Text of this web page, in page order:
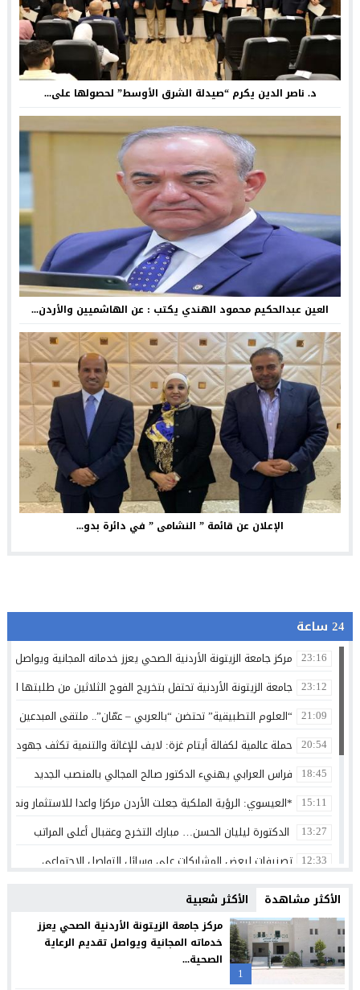
د. ناصر الدين يكرم “صيدلة الشرق الأوسط” لحصولها على...
العين عبدالحكيم محمود الهندي يكتب : عن الهاشميين والأردن...
الإعلان عن قائمة ” النشامى ” في دائرة بدو...
24 ساعة
23:16 مركز جامعة الزيتونة الأردنية الصحي يعزز خدماته المجانية ويواصل
23:12 جامعة الزيتونة الأردنية تحتفل بتخريج الفوج الثلاثين من طلبتها
21:09 “العلوم التطبيقية” تحتضن “بالعربي – عمّان”.. ملتقى المبدعين
20:54 حملة عالمية لكفالة أيتام غزة: لايف للإغاثة والتنمية تكثف
18:45 فراس العرابي يهنيء الدكتور صالح المجالي بالمنصب الجديد
15:11 *العيسوي: الرؤية الملكية جعلت الأردن مركزا واعدا للاستثمار
13:27 الدكتورة ليليان الحسن… مبارك التخرج وعقبال أعلى المراتب
12:33 تصنيفات لبعض المشاركات على وسائل التواصل الاجتماعي
الثقة واليقين بعد الثبات أولا
12:26 بنك الأردن يطلق حملة القرض الشخصي لعام 2026 مع استرداد نقدي
12:24 شراكة بين “طلبات الأردن” ومؤسسة تضامن لتسهيل التبرعات
سامسونج تعيد تصميم الشاشة بما يتوافق مع الطريقة التي
الأكثر مشاهدة الأكثر شعبية
1
مركز جامعة الزيتونة الأردنية الصحي يعزز
خدماته المجانية ويواصل تقديم الرعاية
الصحية...